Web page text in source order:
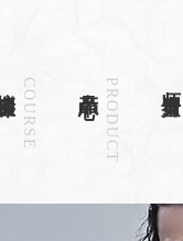
COURSE PRODUCT